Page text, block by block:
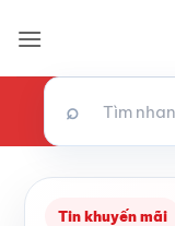
qua
⌕
Tin khuyến mãi